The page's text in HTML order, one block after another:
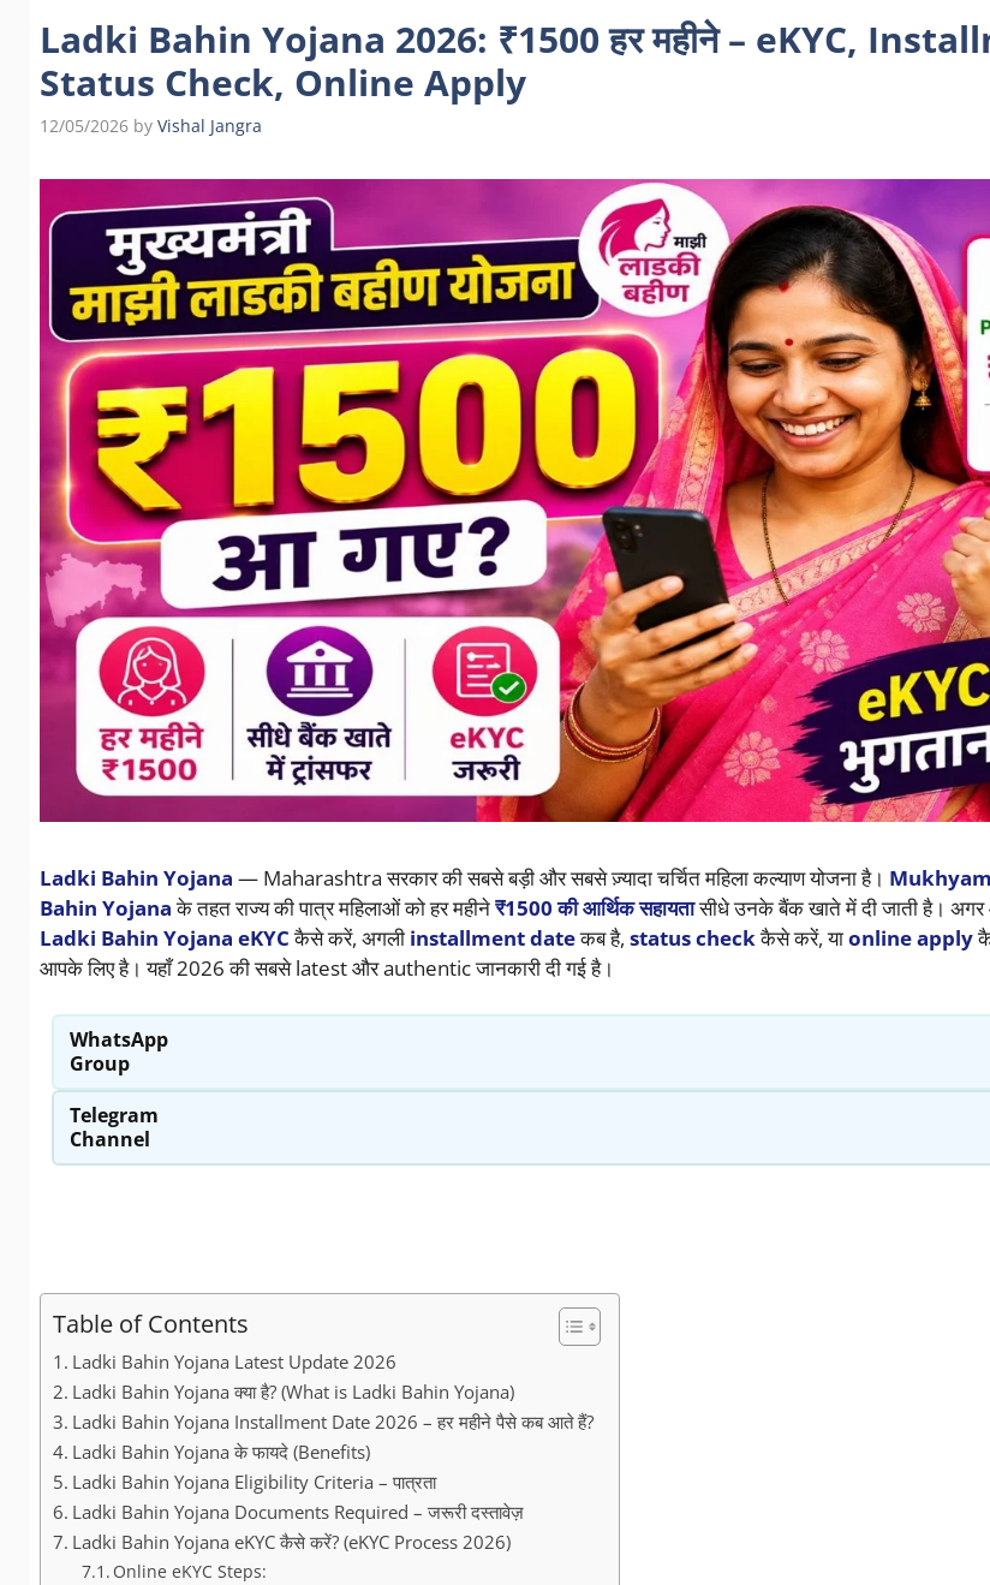
Ladki Bahin Yojana 2026: ₹1500 हर महीने – eKYC,
Status Check, Online Apply
12/05/2026 by Vishal Jangra
Ladki Bahin Yojana — Maharashtra सरकार की सबसे बड़ी और सबसे ज़्यादा चर्चित महिला कल्याण योजना है।
Bahin Yojanaके तहत राज्य की पात्र महिलाओं को हर महीने₹1500 की आर्थिक सहायतासीधे उनके बैंक खाते में दी जाती है। अगर
Ladki Bahin Yojana eKYCकैसे करें, अगली installment dateकब है, status checkकैसे करें, याonline apply
आपके लिए है। यहाँ 2026 की सबसे latest और authentic जानकारी दी गई है।
WhatsApp
Group
Telegram
Channel
Table of Contents
Ladki Bahin Yojana Latest Update 2026
Ladki Bahin Yojana क्या है? (What is Ladki Bahin Yojana)
Ladki Bahin Yojana Installment Date 2026 – हर महीने पैसे कब आते हैं?
Ladki Bahin Yojana के फायदे (Benefits)
Ladki Bahin Yojana Eligibility Criteria – पात्रता
Ladki Bahin Yojana Documents Required – जरूरी दस्तावेज़
Ladki Bahin Yojana eKYC कैसे करें? (eKYC Process 2026)
Online eKYC Steps: